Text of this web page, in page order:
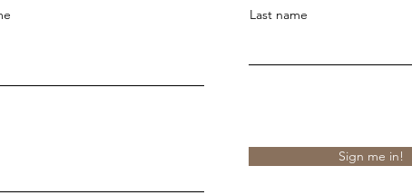
Last name
Sign me in!